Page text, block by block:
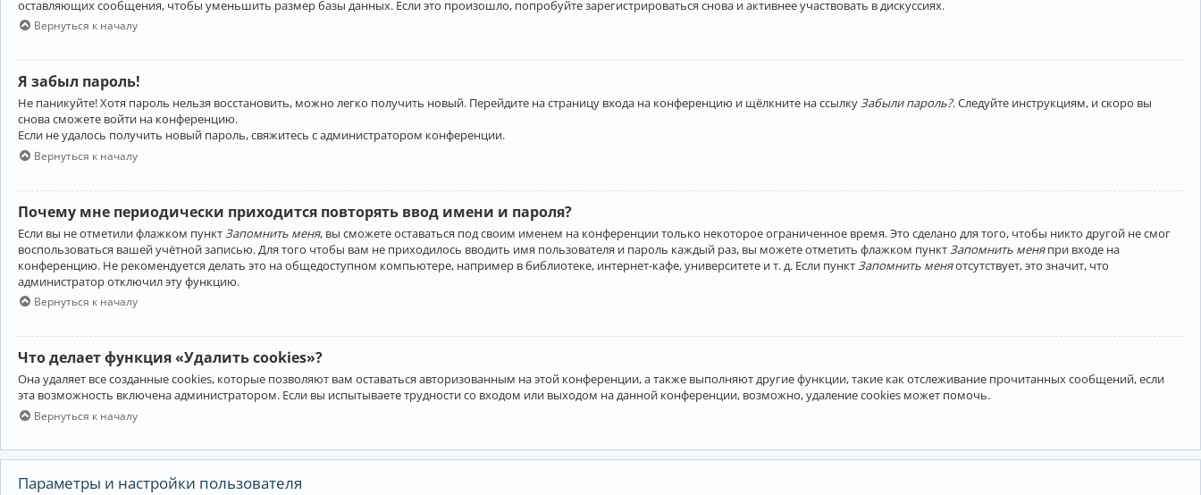
оставляющих сообщения, чтобы уменьшить размер базы данных. Если это произошло, попробуйте зарегистрироваться снова и активнее участвовать в дискуссиях.
Вернуться к началу
Я забыл пароль!
Не паникуйте! Хотя пароль нельзя восстановить, можно легко получить новый. Перейдите на страницу входа на конференцию и щёлкните на ссылкуЗабыли пароль?. Следуйте инструкциям, и скоро вы
снова сможете войти на конференцию.
Если не удалось получить новый пароль, свяжитесь с администратором конференции.
Вернуться к началу
Почему мне периодически приходится повторять ввод имени и пароля?
Если вы не отметили флажком пункт Запомнить меня, вы сможете оставаться под своим именем на конференции только некоторое ограниченное время. Это сделано для того, чтобы никто другой не смог
воспользоваться вашей учётной записью. Для того чтобы вам не приходилось вводить имя пользователя и пароль каждый раз, вы можете отметить флажком пункт Запомнить меняпри входе на
конференцию. Не рекомендуется делать это на общедоступном компьютере, например в библиотеке, интернет-кафе, университете и т. д. Если пункт Запомнить меняотсутствует, это значит, что
администратор отключил эту функцию.
Вернуться к началу
Что делает функция «Удалить cookies»?
Она удаляет все созданные cookies, которые позволяют вам оставаться авторизованным на этой конференции, а также выполняют другие функции, такие как отслеживание прочитанных сообщений, если
эта возможность включена администратором. Если вы испытываете трудности со входом или выходом на данной конференции, возможно, удаление cookies может помочь.
Вернуться к началу
Параметры и настройки пользователя